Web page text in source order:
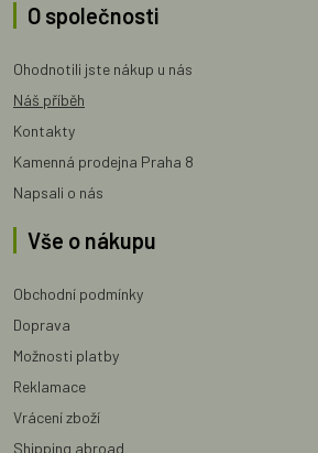
O společnosti
Ohodnotili jste nákup u nás
Náš příběh
Kontakty
Kamenná prodejna Praha 8
Napsali o nás
Vše o nákupu
Obchodní podmínky
Doprava
Možnosti platby
Reklamace
Vrácení zboží
Shipping abroad